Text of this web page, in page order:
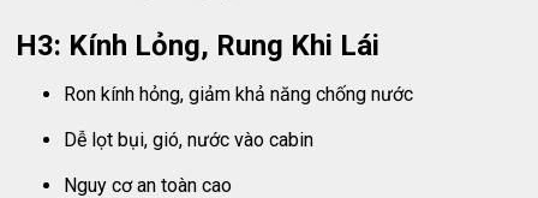
H3: Kính Lỏng, Rung Khi Lái
Ron kính hỏng, giảm khả năng chống nước
Dễ lọt bụi, gió, nước vào cabin
Nguy cơ an toàn cao